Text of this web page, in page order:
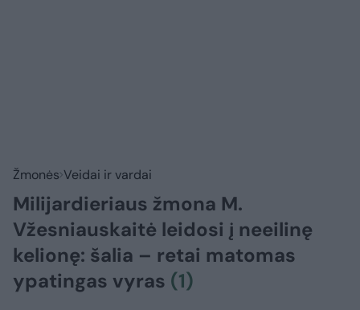
Žmonės Veidai ir vardai
Milijardieriaus žmona M.
Vžesniauskaitė leidosi į neeilinę
kelionę: šalia – retai matomas
ypatingas vyras (1)